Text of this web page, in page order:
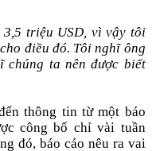
triệu USD, vì vậy tôi
điều đó. Tôi nghĩ ông
ta nên được biết
thông tin từ một báo
công bố chỉ vài tuần
đó, báo cáo nêu ra vai